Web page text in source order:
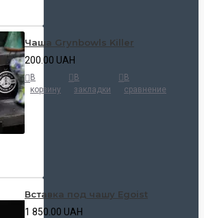
Чаша Grynbowls Killer
200.00 UAH
В
корзину
В
закладки
В
сравнение
Вставка под чашу Egoist
1 850.00 UAH